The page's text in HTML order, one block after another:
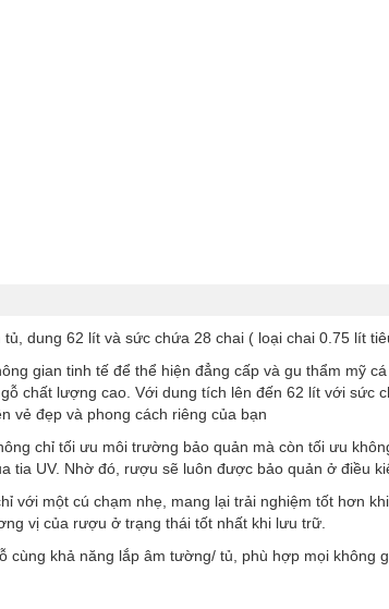
dung 62 lít và sức chứa 28 chai ( loại chai 0.75 lít
gian tinh tế để thể hiện đẳng cấp và gu thẩm mỹ
chất lượng cao. Với dung tích lên đến 62 lít với sức
vẻ đẹp và phong cách riêng của bạn
chỉ tối ưu môi trường bảo quản mà còn tối ưu
UV. Nhờ đó, rượu sẽ luôn được bảo quản ở điều
một cú chạm nhẹ, mang lại trải nghiệm tốt hơn
vị của rượu ở trạng thái tốt nhất khi lưu trữ.
khả năng lắp âm tường/ tủ, phù hợp mọi không